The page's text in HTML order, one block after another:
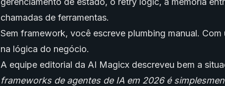
chamadas de ferramentas.
Sem framework, você escreve plumbing manual.
na lógica do negócio.
A equipe editorial da AI Magicx descreveu bem a
frameworks de agentes de IA em 2026 é